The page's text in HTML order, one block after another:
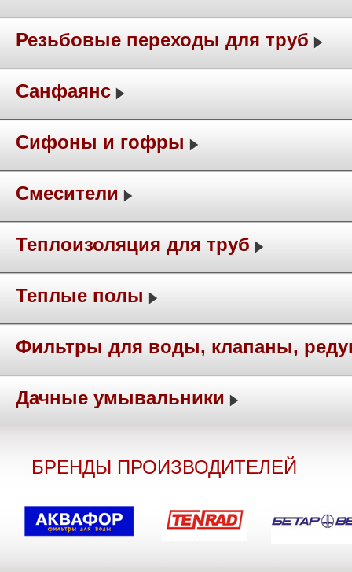
Резьбовые переходы для труб
Санфаянс
Сифоны и гофры
Смесители
Теплоизоляция для труб
Теплые полы
Фильтры для воды, клапаны,
Дачные умывальники
БРЕНДЫ ПРОИЗВОДИТЕЛЕЙ